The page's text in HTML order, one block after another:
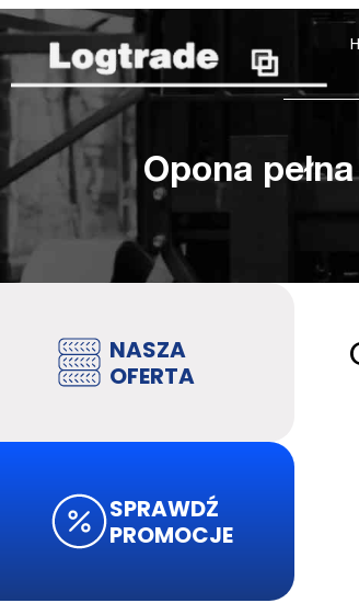
Opona
NASZA
OFERTA
SPRAWDŹ
PROMOCJE